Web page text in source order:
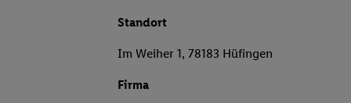
Standort
Im Weiher 1, 78183 Hüfingen
Firma